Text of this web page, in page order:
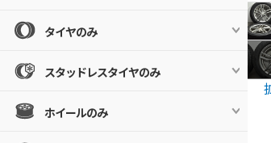
タイヤのみ
スタッドレスタイヤのみ
ホイールのみ